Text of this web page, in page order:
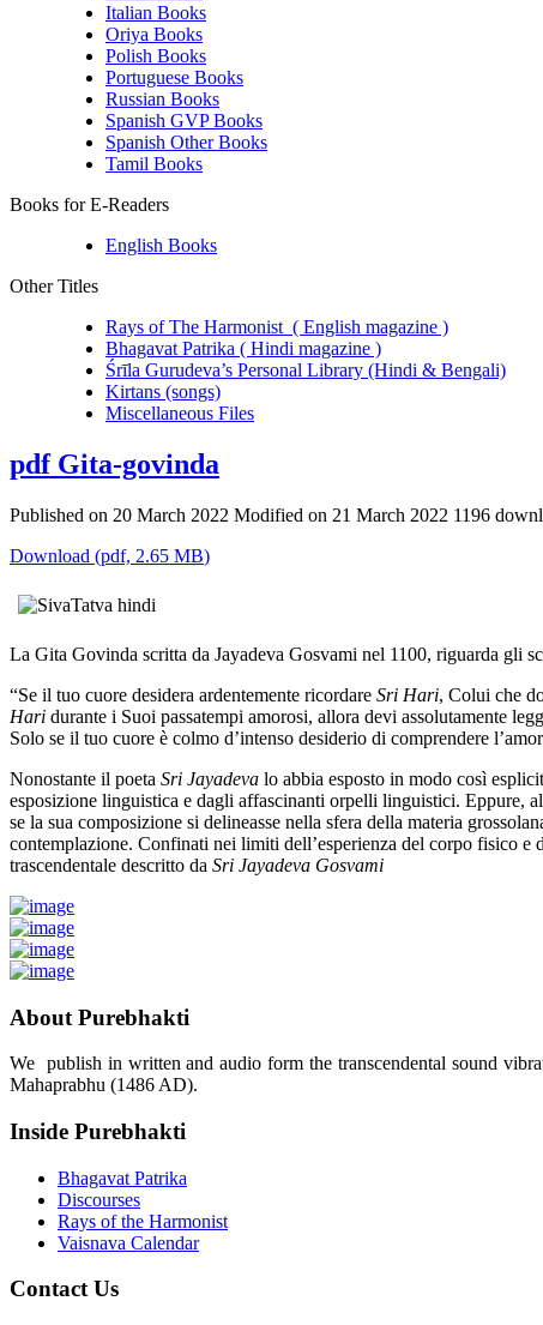
Italian Books
Oriya Books
Polish Books
Portuguese Books
Russian Books
Spanish GVP Books
Spanish Other Books
Tamil Books
Books for E-Readers
English Books
Other Titles
Rays of The Harmonist ( English magazine )
Bhagavat Patrika ( Hindi magazine )
Śrīla Gurudeva’s Personal Library (Hindi & Bengali)
Kirtans (songs)
Miscellaneous Files
pdf Gita-govinda
Published on 20 March 2022 Modified on 21 March 2022 1196
Download (pdf, 2.65 MB)
La Gita Govinda scritta da Jayadeva Gosvami nel 1100, riguarda gli
“Se il tuo cuore desidera ardentemente ricordare Sri Hari, Colui che
Hari durante i Suoi passatempi amorosi, allora devi assolutamente
Solo se il tuo cuore è colmo d’intenso desiderio di comprendere
Nonostante il poeta Sri Jayadeva lo abbia esposto in modo così
esposizione linguistica e dagli affascinanti orpelli linguistici. Eppure,
se la sua composizione si delineasse nella sfera della materia
contemplazione. Confinati nei limiti dell’esperienza del corpo fisico e
trascendentale descritto da Sri Jayadeva Gosvami
About Purebhakti
We publish in written and audio form the transcendental sound
Mahaprabhu (1486 AD).
Inside Purebhakti
Bhagavat Patrika
Discourses
Rays of the Harmonist
Vaisnava Calendar
Contact Us